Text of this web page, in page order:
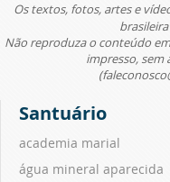
Os textos, fotos, artes e
Não reproduza o conteúdo
impresso, sem
Santuário
academia marial
água mineral aparecida